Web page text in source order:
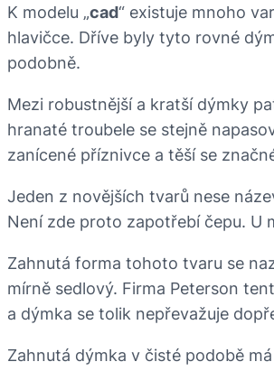
K modelu „cad“ existuje mnoho
hlavičce. Dříve byly tyto rovné
podobně.
Mezi robustnější a kratší dýmky
hranaté troubele se stejně
zanícené příznivce a těší se
Jeden z novějších tvarů nese
Není zde proto zapotřebí čepu. U
Zahnutá forma tohoto tvaru se
mírně sedlový. Firma Peterson
a dýmka se tolik nepřevažuje
Zahnutá dýmka v čisté podobě má